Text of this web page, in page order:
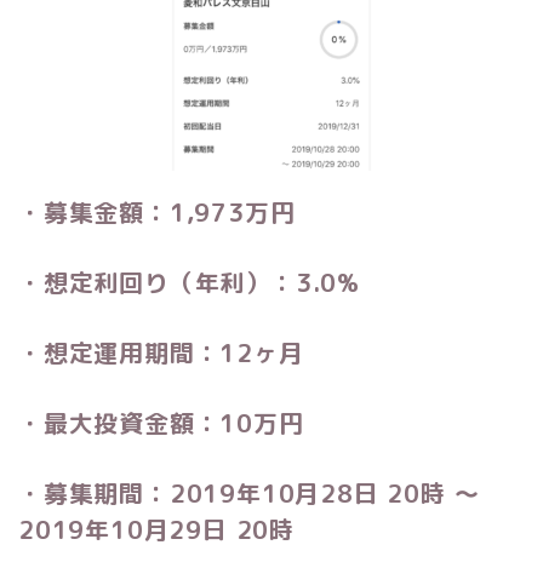
・募集金額：1,973万円
・想定利回り（年利）：3.0%
・想定運用期間：12ヶ月
・最大投資金額：10万円
・募集期間：2019年10月28日 20時 〜
2019年10月29日 20時